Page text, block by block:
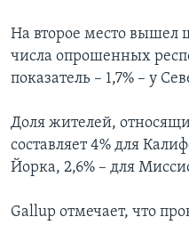
На второе место вышел
числа опрошенных
показатель – 1,7% – у
Доля жителей,
составляет 4% для
Йорка, 2,6% – для
Gallup отмечает, что